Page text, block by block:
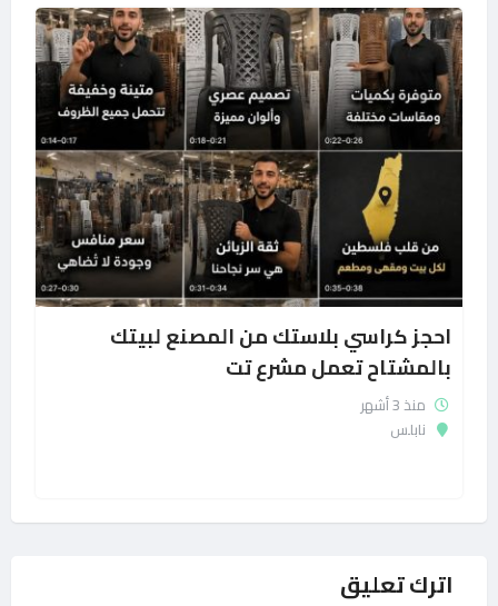
احجز كراسي بلاستك من المصنع لبيتك
بالمشتاح تعمل مشرع تت
منذ 3 أشهر
نابلس
اترك تعليق